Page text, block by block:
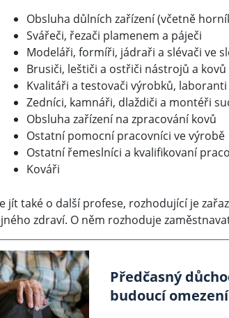
Obsluha důlních zařízení (včetně
Svářeči, řezači plamenem a páječi
Modeláři, formíři, jádraři a slévači ve
Brusiči, leštiči a ostřiči nástrojů a kovů
Kvalitáři a testovači výrobků,
Zedníci, kamnáři, dlaždiči a montéři
Obsluha zařízení na zpracování kovů
Ostatní pomocní pracovníci ve výrobě
Ostatní řemeslníci a kvalifikovaní
Kováři
jít také o další profese, rozhodující je
zdraví. O něm rozhoduje
Předčasný
budoucí omezení